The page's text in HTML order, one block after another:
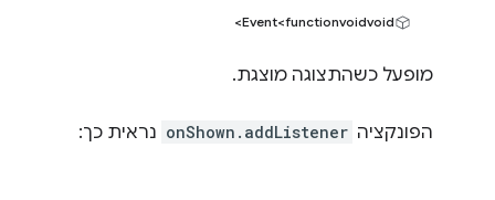
Event<functionvoidvoid>
מופעל כשהתצוגה מוצגת.
הפונקציה onShown.addListener נראית כך: